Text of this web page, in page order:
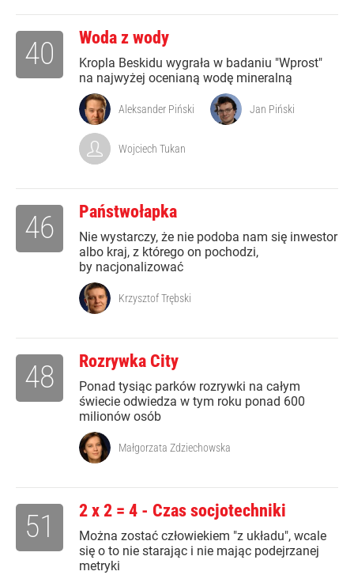
Woda z wody
Kropla Beskidu wygrała w badaniu "Wprost"
na najwyżej ocenianą wodę mineralną
40
Aleksander Piński Jan Piński
Wojciech Tukan
Państwołapka
Nie wystarczy, że nie podoba nam się inwestor
albo kraj, z którego on pochodzi,
by nacjonalizować
46
Krzysztof Trębski
Rozrywka City
Ponad tysiąc parków rozrywki na całym
świecie odwiedza w tym roku ponad 600
milionów osób
48
Małgorzata Zdziechowska
2 x 2 = 4 - Czas socjotechniki
Można zostać człowiekiem "z układu", wcale
się o to nie starając i nie mając podejrzanej
metryki
51